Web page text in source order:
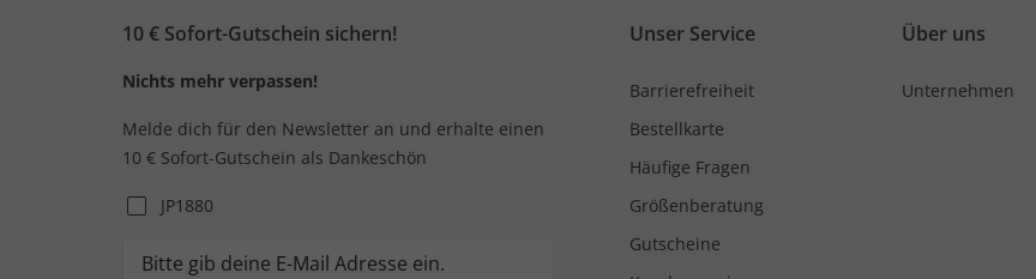
10 € Sofort-Gutschein sichern!
Nichts mehr verpassen!
Melde dich für den Newsletter an und erhalte einen
10 € Sofort-Gutschein als Dankeschön
JP1880
Unser Service
Barrierefreiheit
Bestellkarte
Häufige Fragen
Größenberatung
Gutscheine
Über uns
Unternehmen